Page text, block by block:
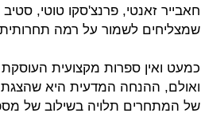
חאבייר זאנטי, פרנצ'סקו טוטי,
שמצליחים לשמור על רמה תחרותית
כמעט ואין ספרות מקצועית
ואולם, ההנחה המדעית היא שהצגת
של המתחרים תלויה בשילוב של